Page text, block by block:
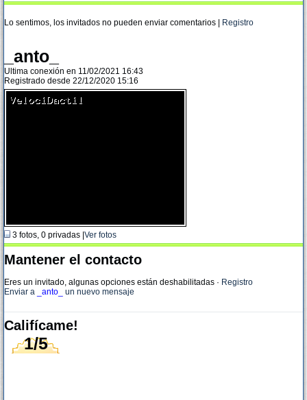
Lo sentimos, los invitados no pueden enviar comentarios | Registro
_anto_
Ultima conexión en 11/02/2021 16:43
Registrado desde 22/12/2020 15:16
3 fotos, 0 privadas | Ver fotos
Mantener el contacto
Eres un invitado, algunas opciones están deshabilitadas · Registro
Enviar a
_anto_ un nuevo mensaje
Califícame!
1/5